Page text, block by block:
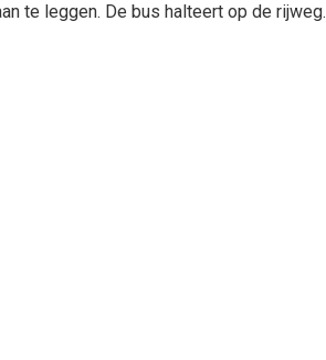
te leggen. De bus halteert op de rijweg.